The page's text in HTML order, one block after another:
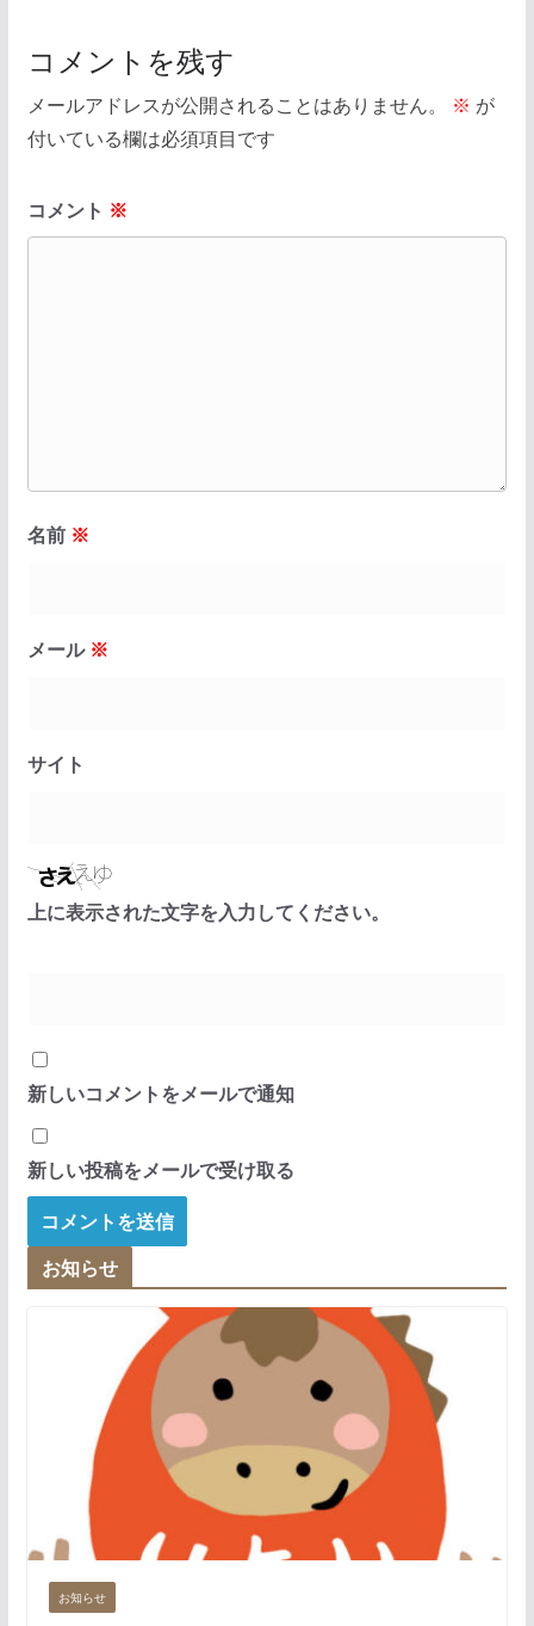
コメントを残す
メールアドレスが公開されることはありません。 ※ が
付いている欄は必須項目です
コメント ※
名前 ※
メール ※
サイト
上に表示された文字を入力してください。
新しいコメントをメールで通知
新しい投稿をメールで受け取る
お知らせ
お知らせ